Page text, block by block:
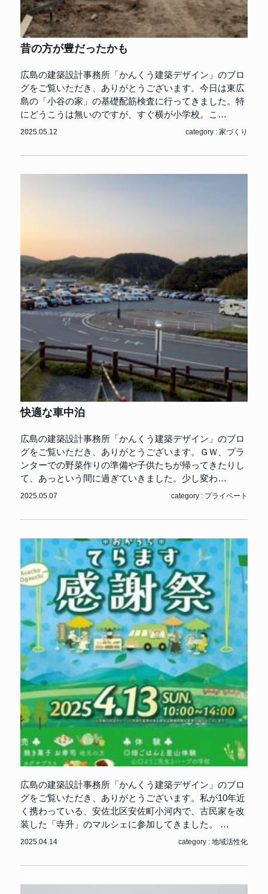
昔の方が豊だったかも
広島の建築設計事務所「かんくう建築デザイン」のブロ
グをご覧いただき、ありがとうございます。今日は東広
島の「小谷の家」の基礎配筋検査に行ってきました。特
にどうこうは無いのですが、すぐ横が小学校。こ…
2025.05.12 category :家づくり
快適な車中泊
広島の建築設計事務所「かんくう建築デザイン」のブロ
グをご覧いただき、ありがとうございます。ＧＷ、プラ
ンターでの野菜作りの準備や子供たちが帰ってきたりし
て、あっという間に過ぎていきました。少し変わ…
2025.05.07 category : プライベート
広島の建築設計事務所「かんくう建築デザイン」のブロ
グをご覧いただき、ありがとうございます。私が10年近
く携わっている、安佐北区安佐町小河内で、古民家を改
装した「寺升」のマルシェに参加してきました。 …
2025.04.14 category :地域活性化